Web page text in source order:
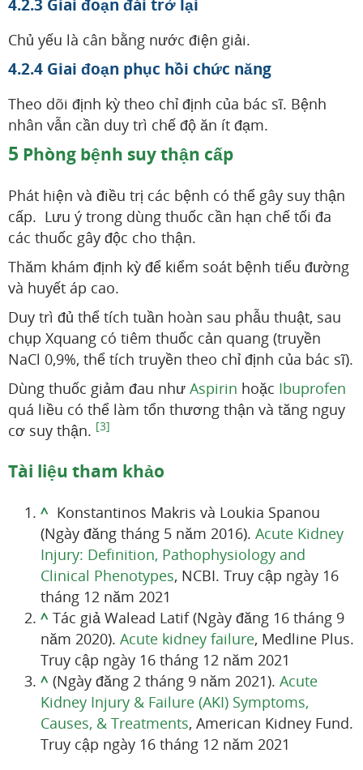
4.2.3 Giai đoạn đái trở lại
Chủ yếu là cân bằng nước điện giải.
4.2.4 Giai đoạn phục hồi chức năng
Theo dõi định kỳ theo chỉ định của bác sĩ. Bệnh
nhân vẫn cần duy trì chế độ ăn ít đạm.
5 Phòng bệnh suy thận cấp
Phát hiện và điều trị các bệnh có thể gây suy thận
cấp. Lưu ý trong dùng thuốc cần hạn chế tối đa
các thuốc gây độc cho thận.
Thăm khám định kỳ để kiểm soát bệnh tiểu đường
và huyết áp cao.
Duy trì đủ thể tích tuần hoàn sau phẫu thuật, sau
chụp Xquang có tiêm thuốc cản quang (truyền
NaCl 0,9%, thể tích truyền theo chỉ định của bác sĩ).
Dùng thuốc giảm đau như Aspirin hoặc Ibuprofen
quá liều có thể làm tổn thương thận và tăng nguy
cơ suy thận. [3]
Tài liệu tham khảo
^ Konstantinos Makris và Loukia Spanou
(Ngày đăng tháng 5 năm 2016). Acute Kidney
Injury: Definition, Pathophysiology and
Clinical Phenotypes, NCBI. Truy cập ngày 16
tháng 12 năm 2021
^ Tác giả Walead Latif (Ngày đăng 16 tháng 9
năm 2020). Acute kidney failure, Medline Plus.
Truy cập ngày 16 tháng 12 năm 2021
^ (Ngày đăng 2 tháng 9 năm 2021). Acute
Kidney Injury & Failure (AKI) Symptoms,
Causes, & Treatments, American Kidney Fund.
Truy cập ngày 16 tháng 12 năm 2021